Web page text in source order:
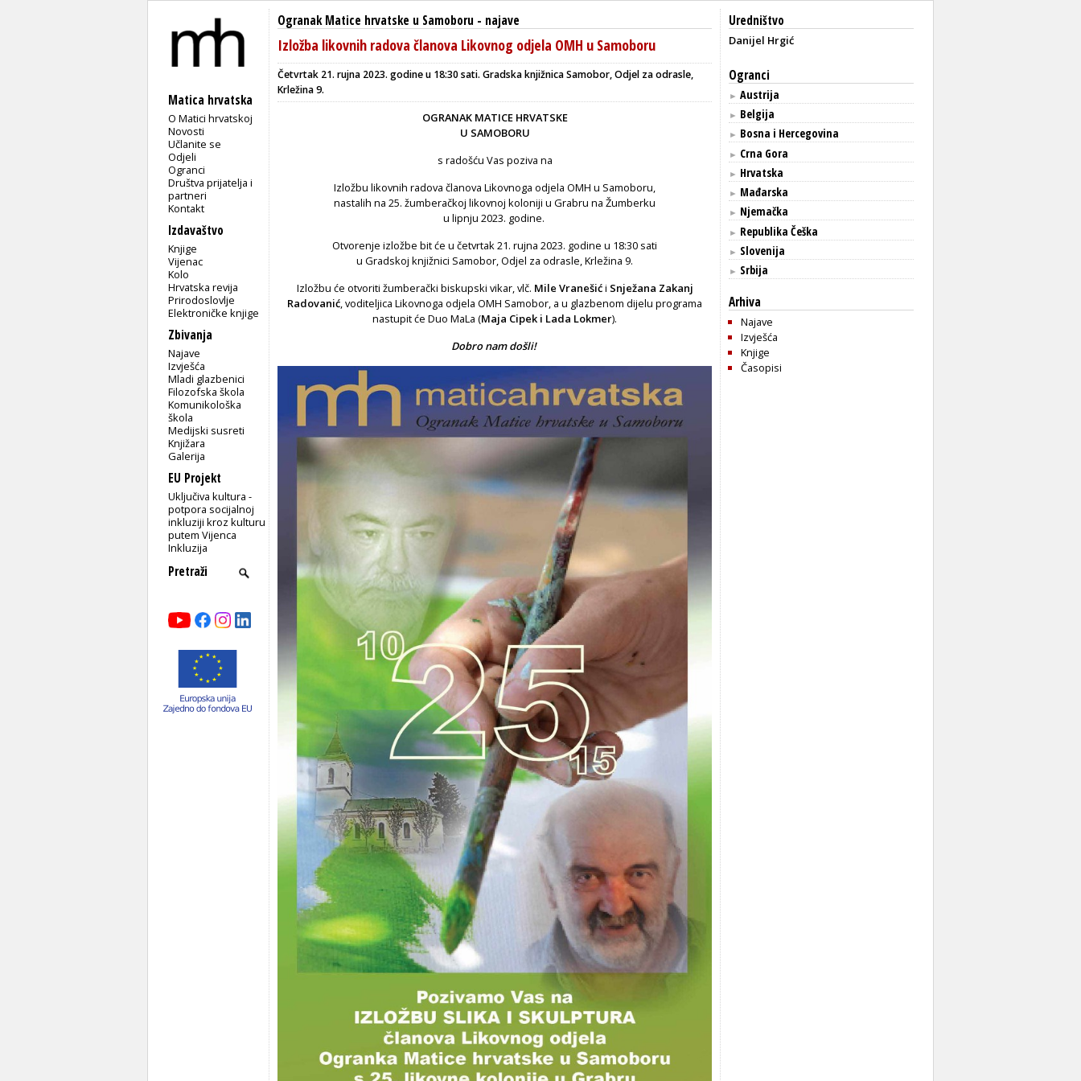
Matica hrvatska
O Matici hrvatskoj
Novosti
Učlanite se
Odjeli
Ogranci
Društva prijatelja i
partneri
Kontakt
Izdavaštvo
Knjige
Vijenac
Kolo
Hrvatska revija
Prirodoslovlje
Elektroničke knjige
Zbivanja
Najave
Izvješća
Mladi glazbenici
Filozofska škola
Komunikološka
škola
Medijski susreti
Knjižara
Galerija
EU Projekt
Uključiva kultura -
potpora socijalnoj
inkluziji kroz kulturu
putem Vijenca
Inkluzija
Ogranak Matice hrvatske u Samoboru - najave
Izložba likovnih radova članova Likovnog odjela OMH u Samoboru
Četvrtak 21. rujna 2023. godine u 18:30 sati. Gradska knjižnica Samobor, Odjel za odrasle,
Krležina 9.
OGRANAK MATICE HRVATSKE
U SAMOBORU
s radošću Vas poziva na
Izložbu likovnih radova članova Likovnoga odjela OMH u Samoboru,
nastalih na 25. žumberačkoj likovnoj koloniji u Grabru na Žumberku
u lipnju 2023. godine.
Otvorenje izložbe bit će u četvrtak 21. rujna 2023. godine u 18:30 sati
u Gradskoj knjižnici Samobor, Odjel za odrasle, Krležina 9.
Izložbu će otvoriti žumberački biskupski vikar, vlč. Mile Vranešići Snježana Zakanj
Radovanić, voditeljica Likovnoga odjela OMH Samobor, a u glazbenom dijelu programa
nastupit će Duo MaLa (Maja Cipek i Lada Lokmer).
Dobro nam došli!
Uredništvo
Danijel Hrgić
Ogranci
► Austrija
► Belgija
► Bosna i Hercegovina
► Crna Gora
► Hrvatska
► Mađarska
► Njemačka
► Republika Češka
► Slovenija
► Srbija
Arhiva
Najave
Izvješća
Knjige
Časopisi